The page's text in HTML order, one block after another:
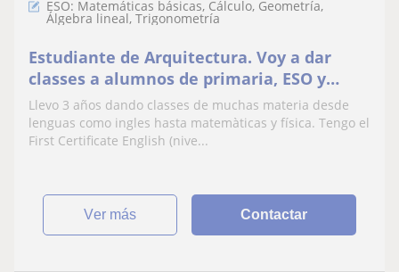
ESO: Matemáticas básicas, Cálculo, Geometría,
Álgebra lineal, Trigonometría
Estudiante de Arquitectura. Voy a dar
classes a alumnos de primaria, ESO y
batxillerato. Soy una persona responsable
y siempre intento sacar lo mejor de cada
alumno
Llevo 3 años dando classes de muchas materia desde
lenguas como ingles hasta matemàticas y física. Tengo el
First Certificate English (nive...
ver más Contactar